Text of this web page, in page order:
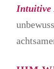
Intuitive